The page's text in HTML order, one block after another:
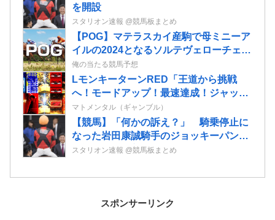
を開設
スタリオン速報 @競馬板まとめ
【POG】マテラスカイ産駒で母ミニーア
イルの2024となるソルテヴェローチェの
2歳情報
俺の当たる競馬予想
LモンキーターンRED「王道から挑戦
へ！モードアップ！最速達成！ジャック
イン！７揃い！」←まったくの別物っぽ
いけど流行るんか！？
マトメンタル（ギャンブル）
【競馬】「何かの訴え？」 騎乗停止に
なった岩田康誠騎手のジョッキーパンツ
を複数騎手が着用
スタリオン速報 @競馬板まとめ
スポンサーリンク